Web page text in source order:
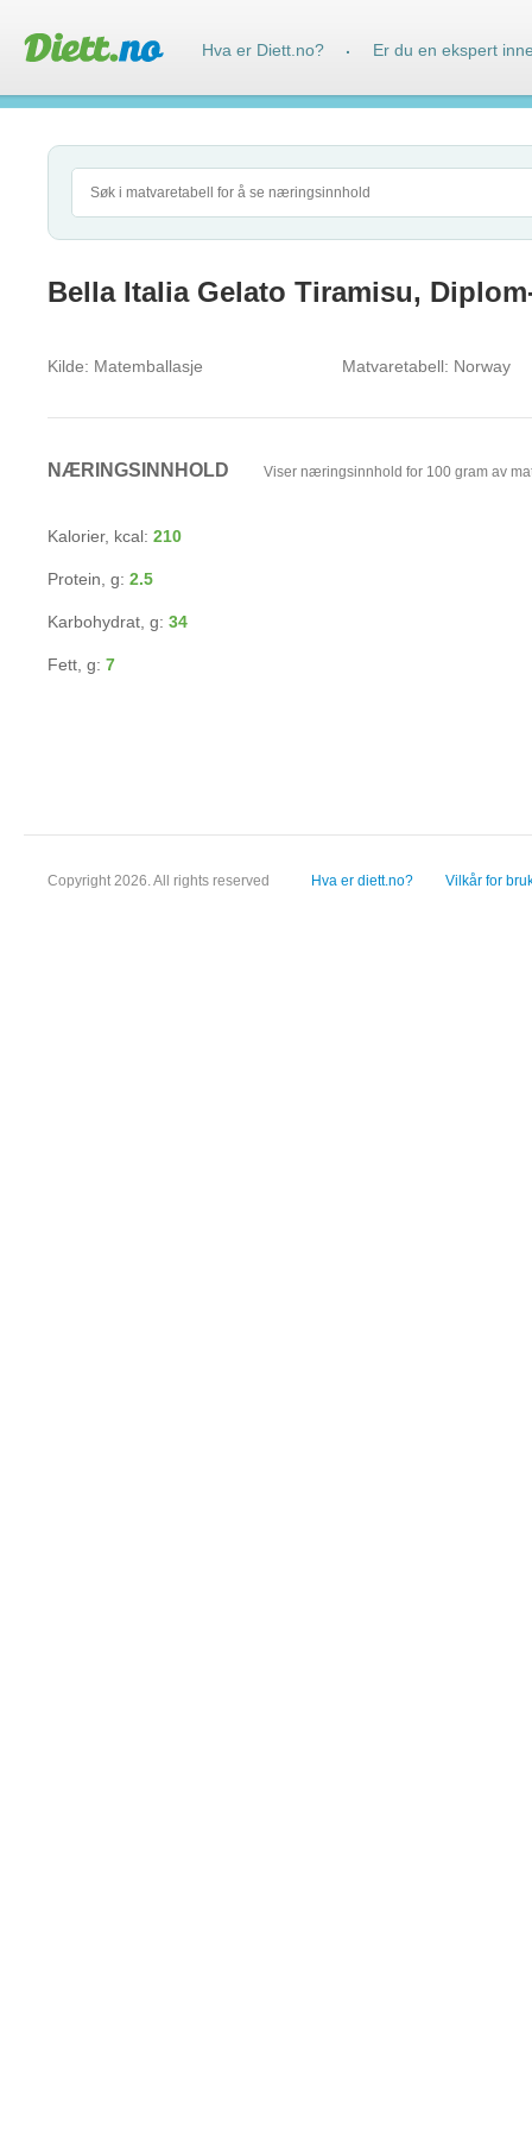
Bella Italia Gelato Tiramisu,
Kilde: Matemballasje Matvaretabell: Norway
NÆRINGSINNHOLD Viser næringsinnhold for 100 gram av
Kalorier, kcal: 210
Protein, g: 2.5
Karbohydrat, g: 34
Fett, g: 7
Copyright 2026. All rights reserved Hva er diett.no? Vilkår for
Hva er Diett.no? · Er du en ekspert